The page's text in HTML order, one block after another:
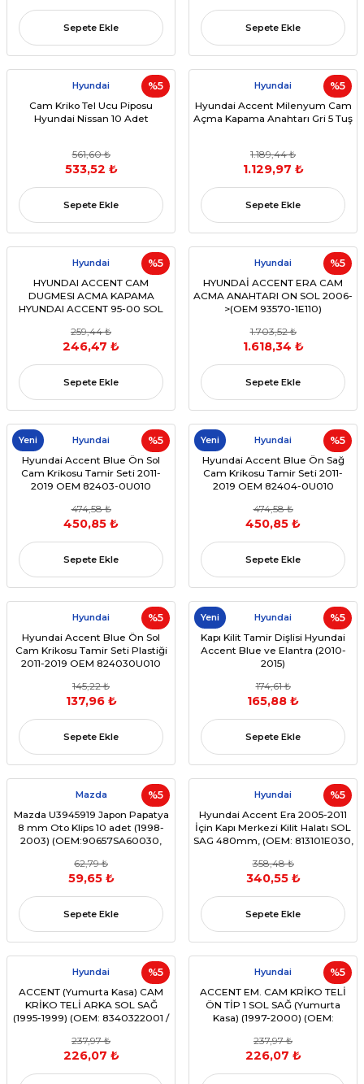
Sepete Ekle Sepete Ekle
%5
Hyundai
Cam Kriko Tel Ucu Piposu
Hyundai Nissan 10 Adet
561,60 ₺
533,52 ₺
Sepete Ekle
%5
Hyundai
Hyundai Accent Milenyum Cam
Açma Kapama Anahtarı Gri 5 Tuş
1.189,44 ₺
1.129,97 ₺
Sepete Ekle
%5
Hyundai
HYUNDAI ACCENT CAM
DUGMESI ACMA KAPAMA
HYUNDAI ACCENT 95-00 SOL
(OEM:93570-22000)
259,44 ₺
246,47 ₺
Sepete Ekle
%5
Hyundai
HYUNDAİ ACCENT ERA CAM
ACMA ANAHTARI ON SOL 2006-
>(OEM 93570-1E110)
1.703,52 ₺
1.618,34 ₺
Sepete Ekle
%5
Yeni Hyundai
Hyundai Accent Blue Ön Sol
Cam Krikosu Tamir Seti 2011-
2019 OEM 82403-0U010
474,58 ₺
450,85 ₺
Sepete Ekle
%5
Yeni Hyundai
Hyundai Accent Blue Ön Sağ
Cam Krikosu Tamir Seti 2011-
2019 OEM 82404-0U010
474,58 ₺
450,85 ₺
Sepete Ekle
%5
Hyundai
Hyundai Accent Blue Ön Sol
Cam Krikosu Tamir Seti Plastiği
2011-2019 OEM 824030U010
145,22 ₺
137,96 ₺
Sepete Ekle
%5
Yeni Hyundai
Kapı Kilit Tamir Dişlisi Hyundai
Accent Blue ve Elantra (2010-
2015)
174,61 ₺
165,88 ₺
Sepete Ekle
%5
Mazda
Mazda U3945919 Japon Papatya
8 mm Oto Klips 10 adet (1998-
2003) (OEM:90657SA60030,
62,79 ₺
59,65 ₺
Sepete Ekle
%5
Hyundai
Hyundai Accent Era 2005-2011
İçin Kapı Merkezi Kilit Halatı SOL
SAG 480mm, (OEM: 813101E030,
358,48 ₺
340,55 ₺
Sepete Ekle
%5
Hyundai
ACCENT (Yumurta Kasa) CAM
KRİKO TELİ ARKA SOL SAĞ
(1995-1999) (OEM: 8340322001 /
237,97 ₺
226,07 ₺
%5
Hyundai
ACCENT EM. CAM KRİKO TELİ
ÖN TİP 1 SOL SAĞ (Yumurta
Kasa) (1997-2000) (OEM:
237,97 ₺
226,07 ₺